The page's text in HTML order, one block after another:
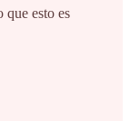
que esto es